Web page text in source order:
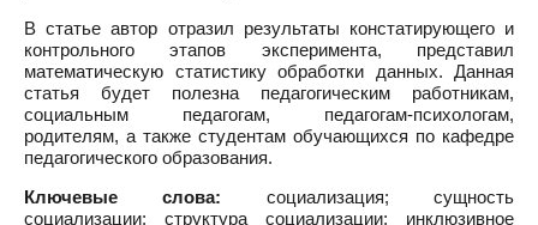
В статье автор отразил результаты констатирующего и
контрольного этапов эксперимента, представил
математическую статистику обработки данных. Данная
статья будет полезна педагогическим работникам,
социальным педагогам, педагогам-психологам,
родителям, а также студентам обучающихся по кафедре
педагогического образования.
Ключевые слова: социализация; сущность
социализации; структура социализации; инклюзивное